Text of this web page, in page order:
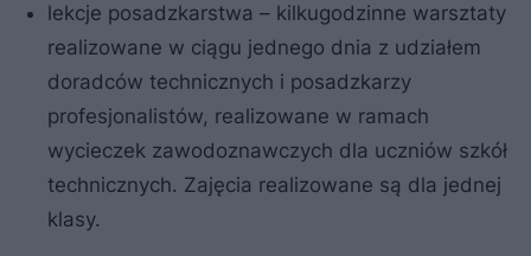
lekcje posadzkarstwa – kilkugodzinne warsztaty
realizowane w ciągu jednego dnia z udziałem
doradców technicznych i posadzkarzy
profesjonalistów, realizowane w ramach
wycieczek zawodoznawczych dla uczniów szkół
technicznych. Zajęcia realizowane są dla jednej
klasy.